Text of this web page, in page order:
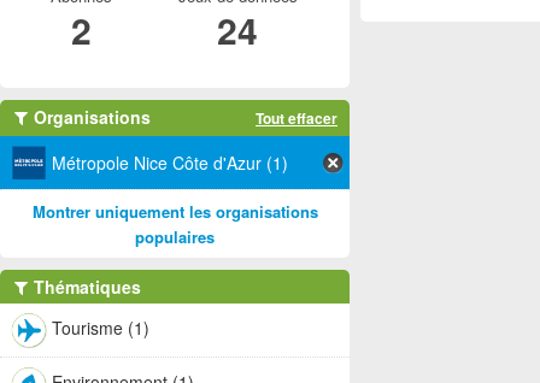
2 24
Organisations Tout effacer
Métropole Nice Côte d'Azur (1)
Montrer uniquement les organisations
populaires
Thématiques
Tourisme (1)